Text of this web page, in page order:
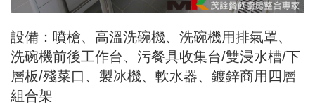
設備：噴槍、高溫洗碗機、洗碗機用排氣罩、
洗碗機前後工作台、污餐具收集台/雙浸水槽/下
層板/殘菜口、製冰機、軟水器、鍍鋅商用四層
組合架